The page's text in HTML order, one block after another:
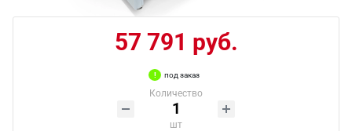
57 791 руб.
под заказ
Количество
шт